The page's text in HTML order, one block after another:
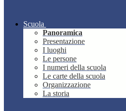
Scuola
Panoramica
Presentazione
I luoghi
Le persone
I numeri della scuola
Le carte della scuola
Organizzazione
La storia